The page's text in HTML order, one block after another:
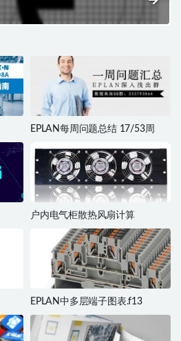
EPLAN每周问题总结 17/53周
户内电气柜散热风扇计算
EPLAN中多层端子图表.f13